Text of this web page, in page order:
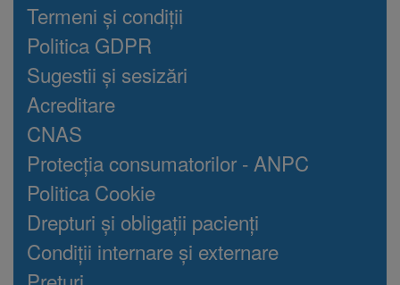
Termeni și condiții
Politica GDPR
Sugestii și sesizări
Acreditare
CNAS
Protecția consumatorilor - ANPC
Politica Cookie
Drepturi și obligații pacienți
Condiții internare și externare